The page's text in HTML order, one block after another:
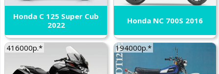
Honda C 125 Super Cub
2022
Honda NC 700S 2016
416000р.* 194000р.*